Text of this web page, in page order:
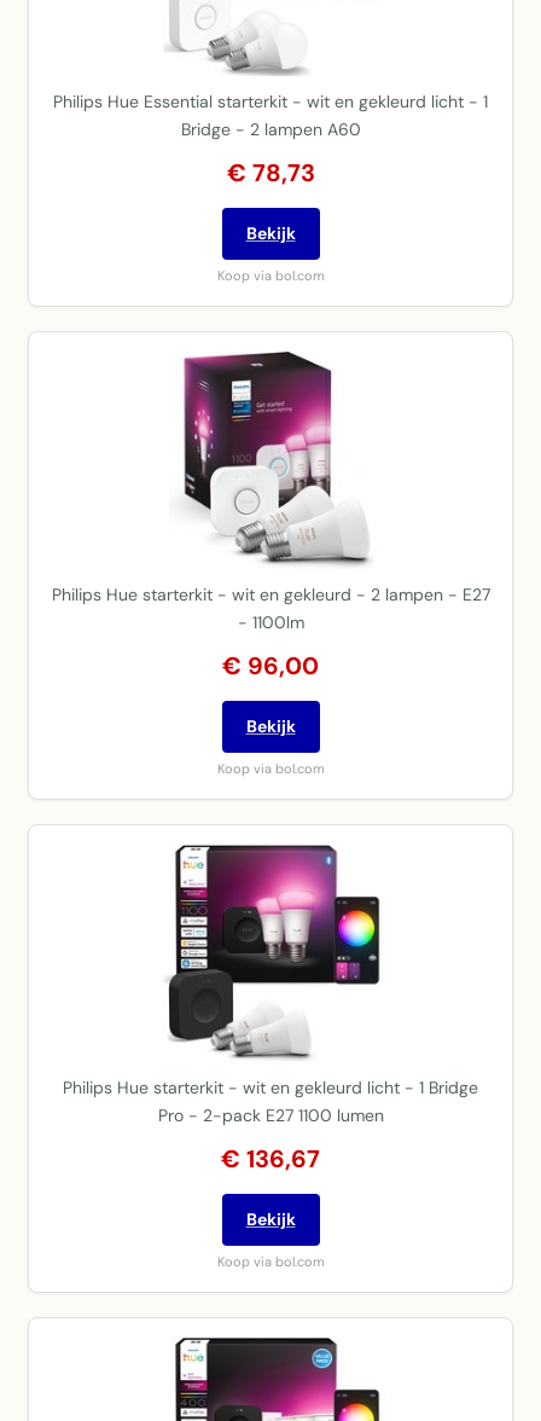
Philips Hue Essential starterkit - wit en gekleurd licht - 1
Bridge - 2 lampen A60
€ 78,73
Bekijk
Koop via bol.com
Philips Hue starterkit - wit en gekleurd - 2 lampen - E27
- 1100lm
€ 96,00
Bekijk
Koop via bol.com
Philips Hue starterkit - wit en gekleurd licht - 1 Bridge
Pro - 2-pack E27 1100 lumen
€ 136,67
Bekijk
Koop via bol.com